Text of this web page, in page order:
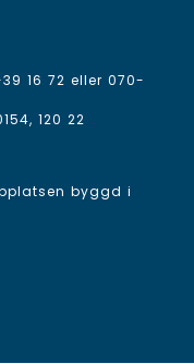
16 72 eller 070-
120 22
byggd i